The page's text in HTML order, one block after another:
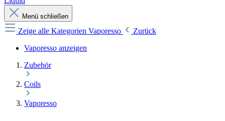
Menü schließen
Zeige alle Kategorien Vaporesso
Zurück
Vaporesso anzeigen
Zubehör
Coils
Vaporesso